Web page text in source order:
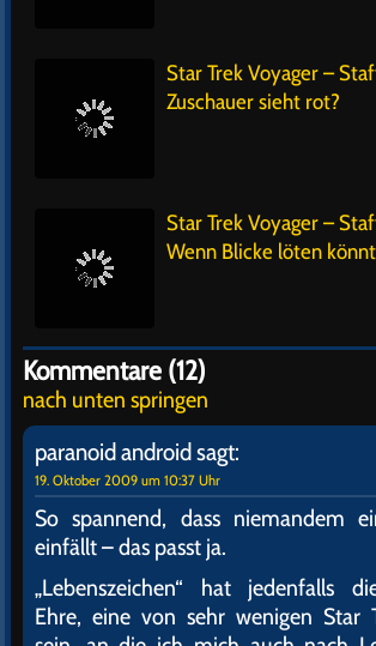
Star Trek Voyager –
Zuschauer sieht rot?
Star Trek Voyager –
Wenn Blicke löten
Kommentare (12)
nach unten springen
paranoid androidsagt:
19. Oktober 2009 um 10:37 Uhr
So spannend, dass niemandem
einfällt – das passt ja.
„Lebenszeichen“ hat jedenfalls
Ehre, eine von sehr wenigen Star